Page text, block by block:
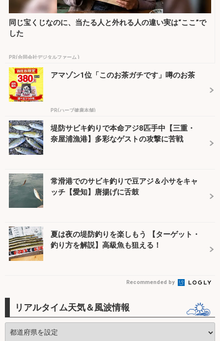
同じ宝くじなのに、当たる人と外れる人の違い実は“ここ”で
した
PR(合同会社デジタルファーム )
アマゾン1位「このお茶ガチです」噂のお茶
PR(ハーブ健康本舗)
堤防サビキ釣りで本命アジ8匹手中【三重・
奈屋浦漁港】多彩なゲストの攻撃に苦戦
常滑港でのサビキ釣りで豆アジ＆小サをキャ
ッチ【愛知】唐揚げに舌鼓
夏は夜の堤防釣りを楽しもう 【ターゲット・
釣り方を解説】高級魚も狙える！
Recommended by
リアルタイム天気＆風波情報